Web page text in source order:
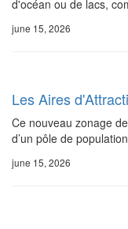
d'océan ou de lacs,
june 15, 2026
Les Aires
Ce nouveau zonage
d’un pôle de
june 15, 2026